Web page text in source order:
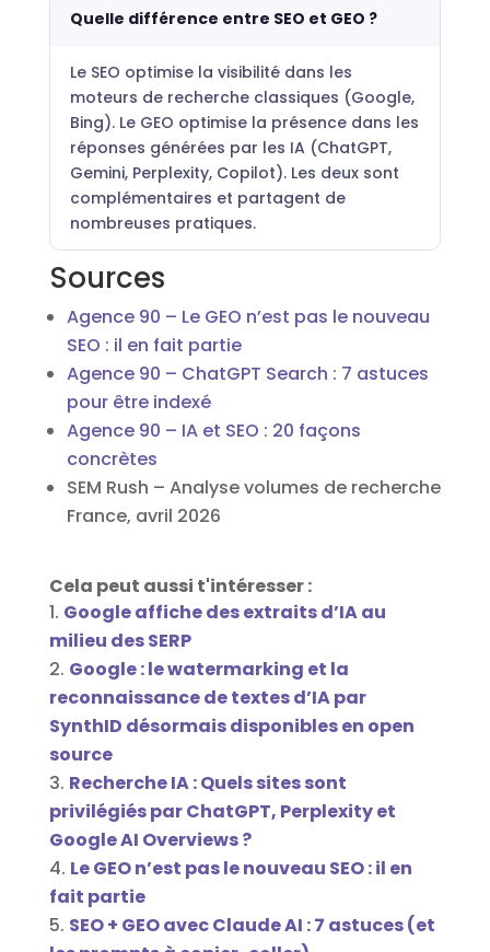
Quelle différence entre SEO et GEO ?
Le SEO optimise la visibilité dans les
moteurs de recherche classiques (Google,
Bing). Le GEO optimise la présence dans les
réponses générées par les IA (ChatGPT,
Gemini, Perplexity, Copilot). Les deux sont
complémentaires et partagent de
nombreuses pratiques.
Sources
Agence 90 – Le GEO n’est pas le nouveau
SEO : il en fait partie
Agence 90 – ChatGPT Search : 7 astuces
pour être indexé
Agence 90 – IA et SEO : 20 façons
concrètes
SEM Rush – Analyse volumes de recherche
France, avril 2026
Cela peut aussi t'intéresser :
Google affiche des extraits d’IA au
milieu des SERP
Google : le watermarking et la
reconnaissance de textes d’IA par
SynthID désormais disponibles en open
source
Recherche IA : Quels sites sont
privilégiés par ChatGPT, Perplexity et
Google AI Overviews ?
Le GEO n’est pas le nouveau SEO : il en
fait partie
SEO + GEO avec Claude AI : 7 astuces (et